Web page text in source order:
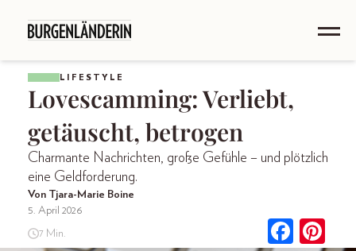
LIFESTYLE
Lovescamming: Verliebt,
getäuscht, betrogen
Charmante Nachrichten, große Gefühle – und plötzlich
eine Geldforderung.
Von Tjara-Marie Boine
5. April 2026
7 Min.